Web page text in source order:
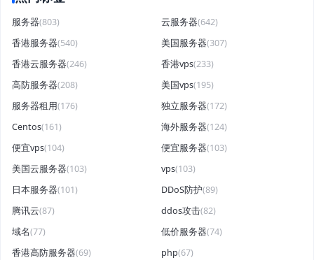
服务器(803) 云服务器(642)
香港服务器(540) 美国服务器(307)
香港云服务器(246) 香港vps(233)
高防服务器(208) 美国vps(195)
服务器租用(176) 独立服务器(172)
Centos(161) 海外服务器(124)
便宜vps(104) 便宜服务器(103)
美国云服务器(103) vps(103)
日本服务器(101) DDoS防护(89)
腾讯云(87) ddos攻击(82)
域名(77) 低价服务器(74)
香港高防服务器(69) php(67)